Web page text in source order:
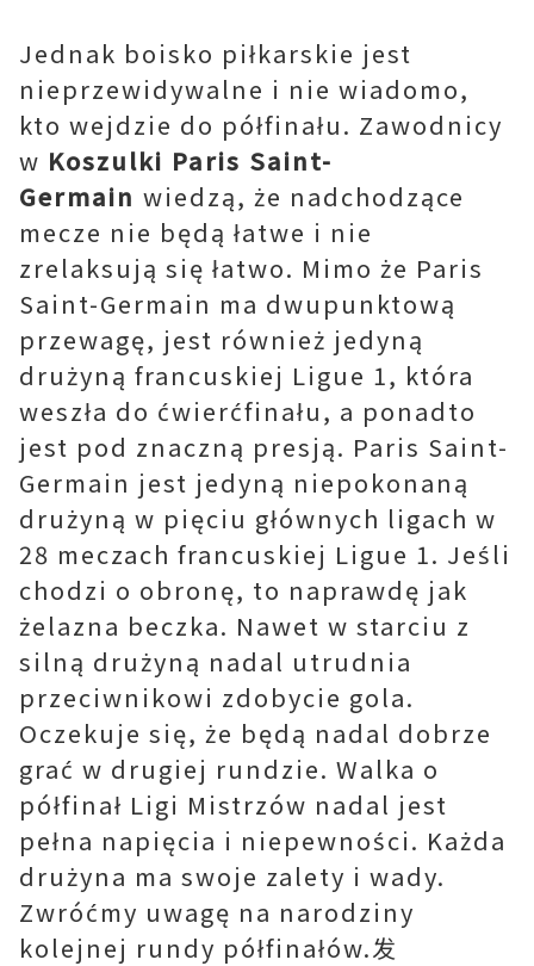
Jednak boisko piłkarskie jest
nieprzewidywalne i nie wiadomo,
kto wejdzie do półfinału. Zawodnicy
w Koszulki Paris Saint-
Germain wiedzą, że nadchodzące
mecze nie będą łatwe i nie
zrelaksują się łatwo. Mimo że Paris
Saint-Germain ma dwupunktową
przewagę, jest również jedyną
drużyną francuskiej Ligue 1, która
weszła do ćwierćfinału, a ponadto
jest pod znaczną presją. Paris Saint-
Germain jest jedyną niepokonaną
drużyną w pięciu głównych ligach w
28 meczach francuskiej Ligue 1. Jeśli
chodzi o obronę, to naprawdę jak
żelazna beczka. Nawet w starciu z
silną drużyną nadal utrudnia
przeciwnikowi zdobycie gola.
Oczekuje się, że będą nadal dobrze
grać w drugiej rundzie. Walka o
półfinał Ligi Mistrzów nadal jest
pełna napięcia i niepewności. Każda
drużyna ma swoje zalety i wady.
Zwróćmy uwagę na narodziny
kolejnej rundy półfinałów.发